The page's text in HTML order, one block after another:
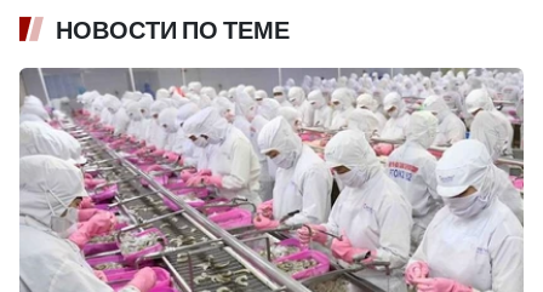
НОВОСТИ ПО ТЕМЕ